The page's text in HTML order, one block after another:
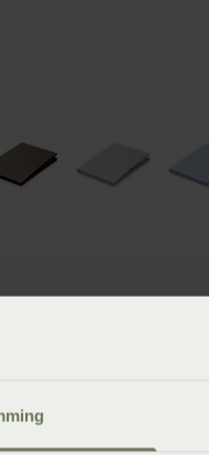
winkels
verkrijgbaar in de